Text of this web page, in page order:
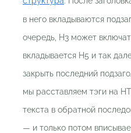
в него вкладываются
очередь, H3 может
вкладывается H5 и так
закрыть последний
мы расставляем тэги на
текста в обратной
— и только потом